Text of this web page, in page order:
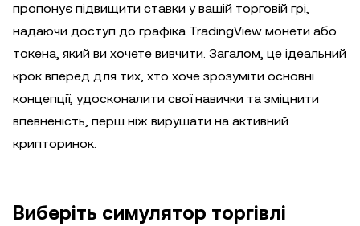
пропонує підвищити ставки у вашій торговій грі,
надаючи доступ до графіка TradingView монети або
токена, який ви хочете вивчити. Загалом, це ідеальний
крок вперед для тих, хто хоче зрозуміти основні
концепції, удосконалити свої навички та зміцнити
впевненість, перш ніж вирушати на активний
крипторинок.
Виберіть симулятор торгівлі